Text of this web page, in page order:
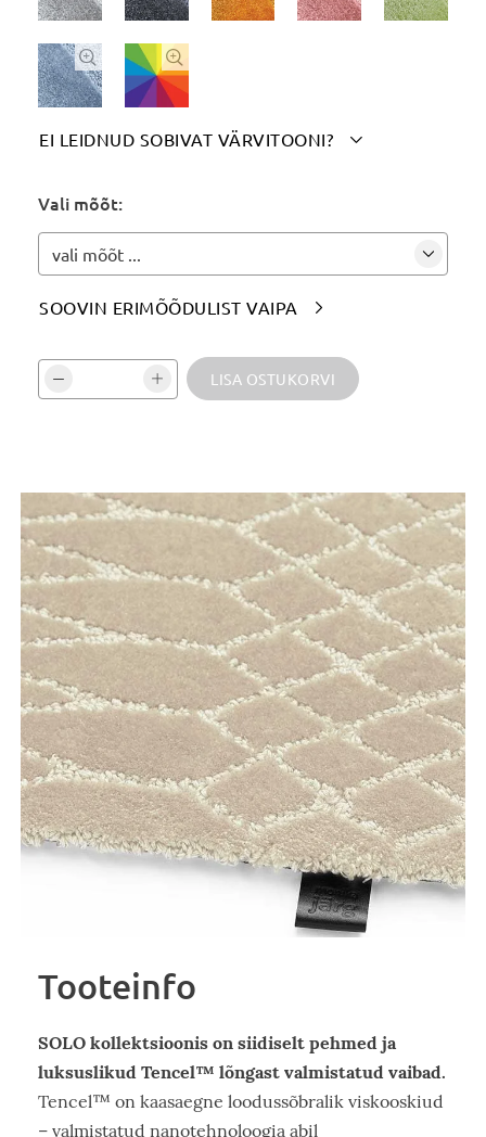
 
EI LEIDNUD SOBIVAT VÄRVITOONI? 
Märgi siia soovitud värvitoon(id):
Vali mõõt:
vali mõõt ...
SOOVIN ERIMÕÕDULIST VAIPA 
Vali kogus ja kinnita: LISA OSTUKORVI
Tooteinfo
Tooteinfo
SOLO kollektsioonis on siidiselt pehmed ja
luksuslikud Tencel™ lõngast valmistatud vaibad.
Tencel™ on kaasaegne loodussõbralik viskooskiud
– valmistatud nanotehnoloogia abil